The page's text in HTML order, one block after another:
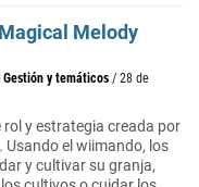
Melody
Gestión y temáticos / 28 de
rol y estrategia creada por
Usando el wiimando, los
y cultivar su granja,